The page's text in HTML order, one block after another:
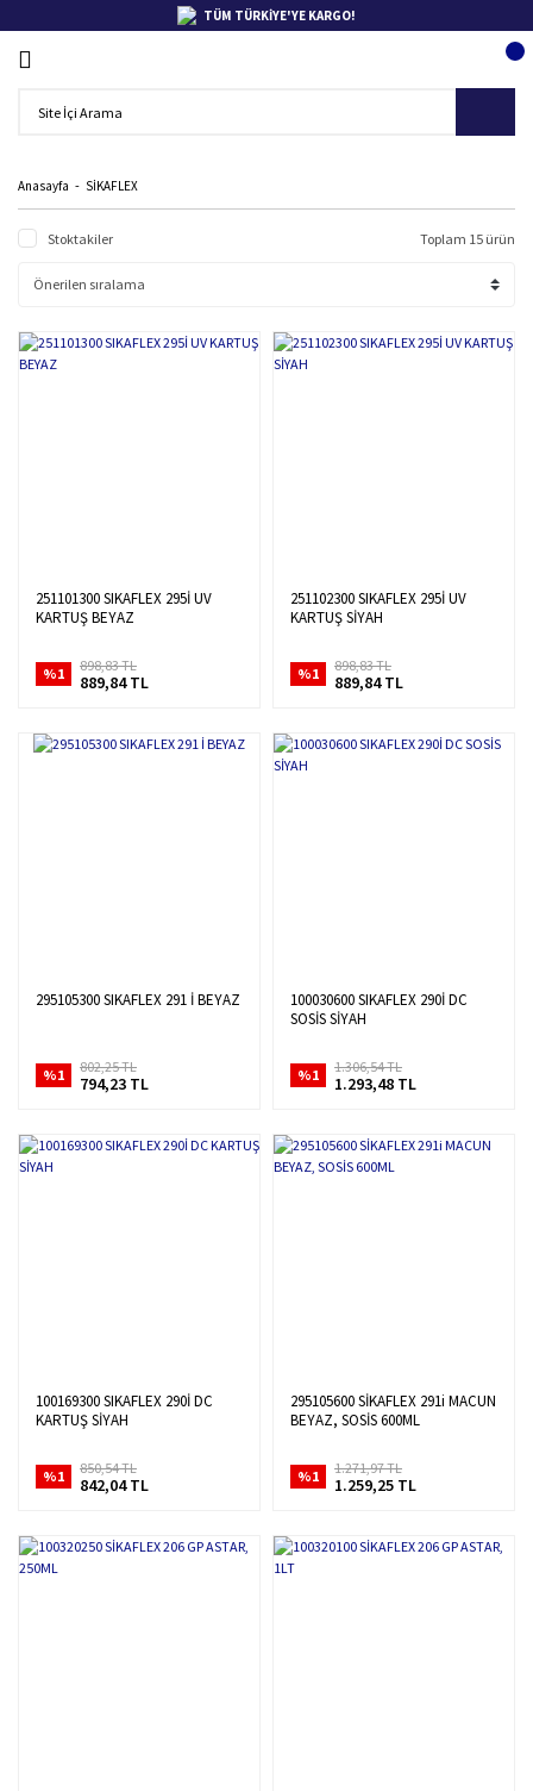
TÜM TÜRKİYE'YE KARGO!
Anasayfa SİKAFLEX
Stoktakiler Toplam 15 ürün
251101300 SIKAFLEX 295İ UV
KARTUŞ BEYAZ
%1 898,83 TL
889,84 TL
251102300 SIKAFLEX 295İ UV
KARTUŞ SİYAH
%1 898,83 TL
889,84 TL
295105300 SIKAFLEX 291 İ BEYAZ
%1 802,25 TL
794,23 TL
100030600 SIKAFLEX 290İ DC
SOSİS SİYAH
%1 1.306,54 TL
1.293,48 TL
100169300 SIKAFLEX 290İ DC
KARTUŞ SİYAH
%1 850,54 TL
842,04 TL
295105600 SİKAFLEX 291i MACUN
BEYAZ, SOSİS 600ML
%1 1.271,97 TL
1.259,25 TL